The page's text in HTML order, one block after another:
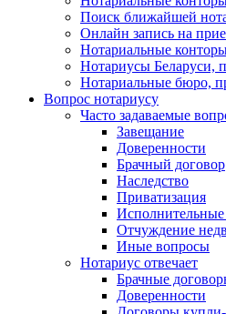
Поиск ближайшей
Онлайн запись на
Нотариальные
Нотариусы Беларуси,
Нотариальные бюро,
Вопрос нотариусу
Часто задаваемые
Завещание
Доверенности
Брачный договор
Наследство
Приватизация
Отчуждение
Иные вопросы
Нотариус отвечает
Брачные
Доверенности